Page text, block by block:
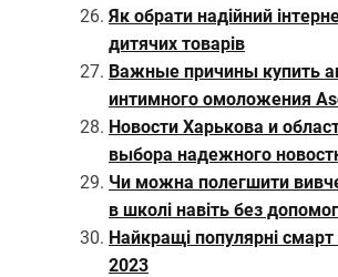
Як обрати надійний
дитячих товарів
Важные причины купить
интимного омоложения
Новости Харькова и
выбора надежного
Чи можна полегшити
в школі навіть без
Найкращі популярні
2023